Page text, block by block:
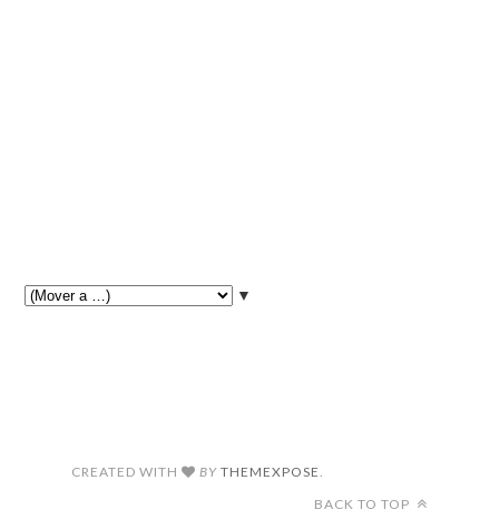
▼
CREATED WITH BY THEMEXPOSE.
BACK TO TOP